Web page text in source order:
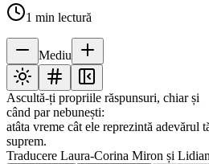
1 min lectură
Mediu
Ascultă-ți propriile răspunsuri, chiar și
când par nebunești:
atâta vreme cât ele reprezintă adevărul
suprem.
Traducere Laura-Corina Miron și